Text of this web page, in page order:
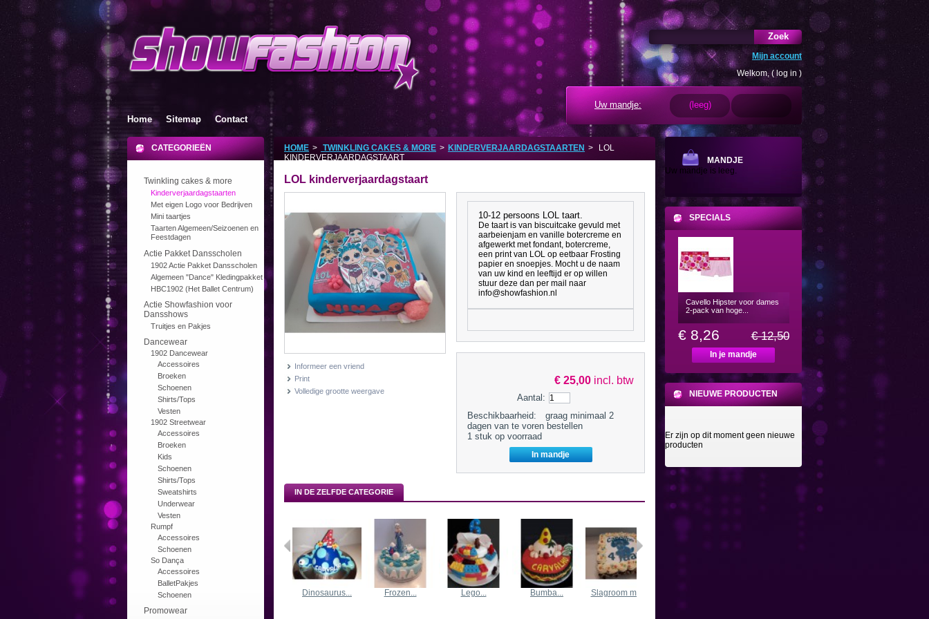
Zoek
Home Sitemap Contact
Mijn account
Welkom, ( log in )
Uw mandje: (leeg)
CATEGORIEËN
Twinkling cakes & more
Kinderverjaardagstaarten
Met eigen Logo voor Bedrijven
Mini taartjes
Taarten Algemeen/Seizoenen en
Feestdagen
Actie Pakket Dansscholen
1902 Actie Pakket Dansscholen
Algemeen "Dance" Kledingpakket
HBC1902 (Het Ballet Centrum)
Actie Showfashion voor
Dansshows
Truitjes en Pakjes
Dancewear
1902 Dancewear
Accessoires
Broeken
Schoenen
Shirts/Tops
Vesten
1902 Streetwear
Accessoires
Broeken
Kids
Schoenen
Shirts/Tops
Sweatshirts
Underwear
Vesten
Rumpf
Accessoires
Schoenen
So Dança
Accessoires
BalletPakjes
Schoenen
Promowear
HOME > TWINKLING CAKES & MORE > KINDERVERJAARDAGSTAARTEN >
LOL
KINDERVERJAARDAGSTAART
LOL kinderverjaardagstaart
Informeer een vriend
Print
Volledige grootte weergave
10-12 persoons LOL taart.
De taart is van biscuitcake gevuld met
aarbeienjam en vanille botercreme en
afgewerkt met fondant, botercreme,
een print van LOL op eetbaar Frosting
papier en snoepjes. Mocht u de naam
van uw kind en leeftijd er op willen
stuur deze dan per mail naar
info@showfashion.nl
€ 25,00 incl. btw
Aantal:
Beschikbaarheid:
graag minimaal 2
dagen van te voren bestellen
1 stuk op voorraad
IN DE ZELFDE CATEGORIE
Dinosaurus... Frozen... Lego... Bumba... Slagroom met...
MANDJE
Uw mandje is leeg.
SPECIALS
Cavello Hipster voor dames
2-pack van hoge...
€ 8,26 € 12,50
In je mandje
NIEUWE PRODUCTEN
Er zijn op dit moment geen nieuwe
producten